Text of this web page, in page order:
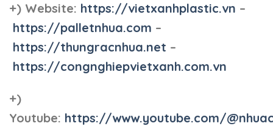
+) Website: https://vietxanhplastic.vn –
https://palletnhua.com –
https://thungracnhua.net –
https://congnghiepvietxanh.com.vn
+)
Youtube: https://www.youtube.com/